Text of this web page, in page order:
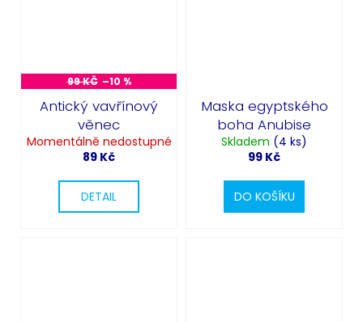
99 KČ –10 %
Antický vavřínový
věnec
Momentálně nedostupné
89 Kč
DETAIL
Maska egyptského
boha Anubise
Skladem (4 ks)
99 Kč
DO KOŠÍKU